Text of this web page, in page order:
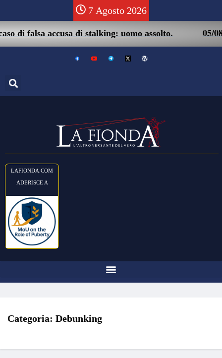
7 Agosto 2026
accusa di stalking: uomo assolto. 05/08 –
LAFIONDA.COM
ADERISCE A
Categoria: Debunking